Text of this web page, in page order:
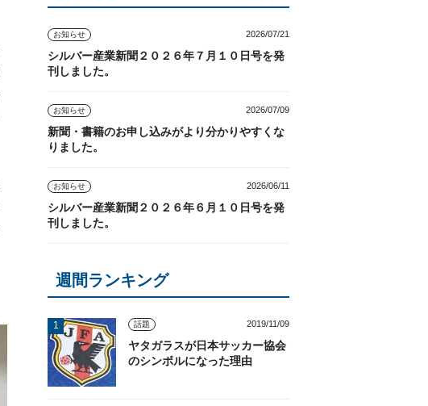
お知らせ 2026/07/21
シルバー産業新聞２０２６年７月１０日号を発
刊しました。
お知らせ 2026/07/09
新聞・書籍のお申し込みがより分かりやすくな
りました。
お知らせ 2026/06/11
シルバー産業新聞２０２６年６月１０日号を発
刊しました。
週間ランキング
話題 2019/11/09
ヤタガラスが日本サッカー協会
のシンボルになった理由